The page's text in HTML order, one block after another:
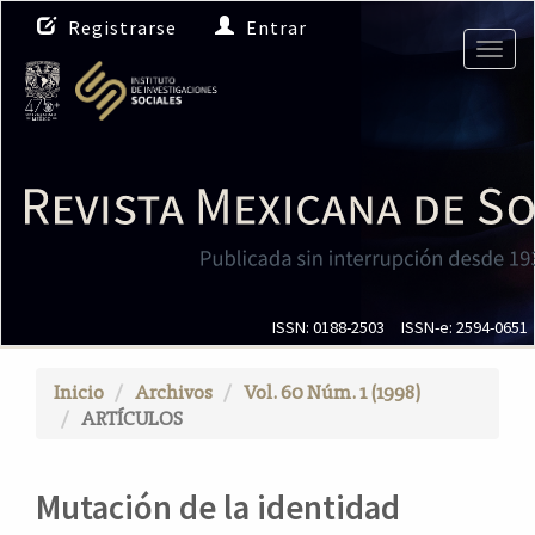
N
a
v
e
g
i
ó
n
c
C
Registrarse Entrar
ISSN: 0188-2503 ISSN-e: 2594-0651
Inicio Archivos
Vol. 60 Núm. 1 (1998)
ARTÍCULOS
Mutación de la identidad